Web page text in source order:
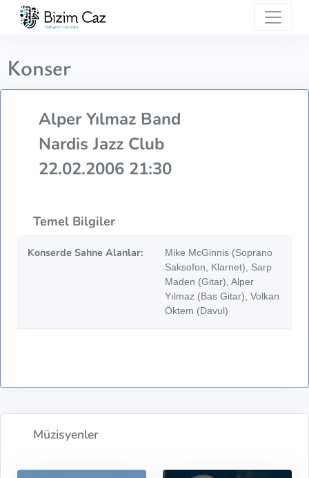
Konser
Alper Yılmaz Band
Nardis Jazz Club
22.02.2006 21:30
Temel Bilgiler
Konserde Sahne Alanlar:
Mike McGinnis (Soprano
Saksofon, Klarnet), Sarp
Maden (Gitar), Alper
Yılmaz (Bas Gitar), Volkan
Öktem (Davul)
Müzisyenler